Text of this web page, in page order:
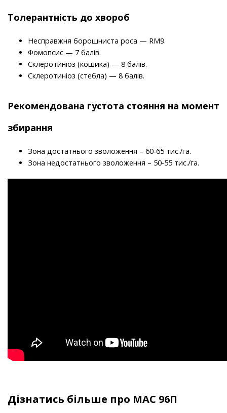
Толерантність до хвороб
Несправжня борошниста роса — RM9.
Фомопсис — 7 балів.
Склеротиніоз (кошика) — 8 балів.
Склеротиніоз (стебла) — 8 балів.
Рекомендована густота стояння на момент
збирання
Зона достатнього зволоження – 60-65 тис./га.
Зона недостатнього зволоження – 50-55 тис./га.
Дізнатись більше про МАС 96П